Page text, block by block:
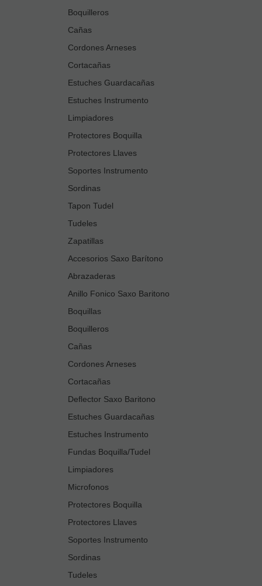
Boquilleros
Cañas
Cordones Arneses
Cortacañas
Estuches Guardacañas
Estuches Instrumento
Limpiadores
Protectores Boquilla
Protectores Llaves
Soportes Instrumento
Sordinas
Tapon Tudel
Tudeles
Zapatillas
Accesorios Saxo Barítono
Abrazaderas
Anillo Fonico Saxo Baritono
Boquillas
Boquilleros
Cañas
Cordones Arneses
Cortacañas
Deflector Saxo Baritono
Estuches Guardacañas
Estuches Instrumento
Fundas Boquilla/Tudel
Limpiadores
Microfonos
Protectores Boquilla
Protectores Llaves
Soportes Instrumento
Sordinas
Tudeles